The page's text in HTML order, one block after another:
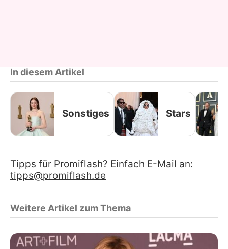
In diesem Artikel
Sonstiges Stars
Tipps für Promiflash? Einfach E-Mail an:
tipps@promiflash.de
Weitere Artikel zum Thema